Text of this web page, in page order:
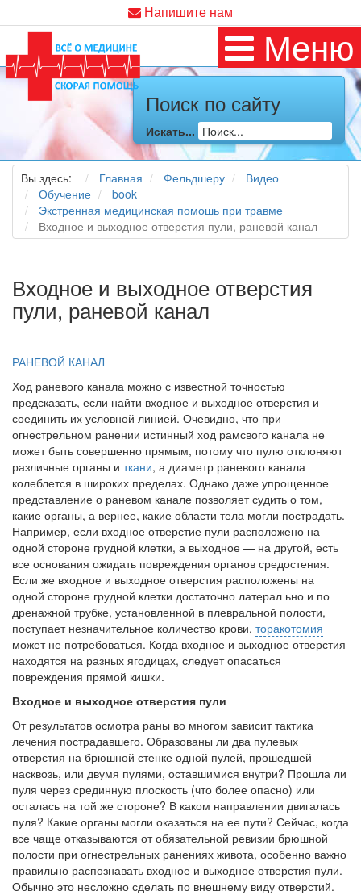
Напишите нам
Меню
Поиск по сайту
Искать...
Вы здесь: Главная Фельдшеру
Видео
Обучение
book
Экстренная медицинская помошь при травме
Входное и выходное отверстия пули, раневой канал
Входное и выходное отверстия
пули, раневой канал
РАНЕВОЙ КАНАЛ
Ход раневого канала можно с известной точностью
предсказать, если найти входное и выходное отверстия и
соединить их условной линией. Очевидно, что при
огнестрельном ранении истинный ход рамсвого ка­нала не
может быть совершенно прямым, потому что пулю отклоняют
различные органы и ткани, а диаметр раневого канала
колеблется в широких пределах. Однако даже упрощенное
представление о раневом канале позволяет судить о том,
какие органы, а вернее, какие области тела могли пострадать.
Например, если входное отверстие пули распо­ложено на
одной стороне грудной клетки, а выходное — на другой, есть
все основания ожидать повреждения органов средостения.
Если же входное и выходное отверстия расположены на
одной стороне грудной клетки достаточно латерал ьно и по
дренажной трубке, установленной в плевральной полости,
поступает незначительное количество крови, торакотомия
может не потребоваться. Когда входное и выходное от­верстия
находятся на разных ягодицах, следует опасаться
повреждения прямой кишки.
Входное и выходное отверстия пули
От результатов осмотра раны во многом зависит тактика
лечения по­страдавшего. Образованы ли два пулевых
отверстия на брюшной стен­ке одной пулей, прошедшей
насквозь, или двумя пулями, оставшими­ся внутри? Прошла ли
пуля через срединную плоскость (что более опасно) или
осталась на той же стороне? В каком направлении двига­лась
пуля? Какие органы могли оказаться на ее пути? Сейчас, когда
все чаще отказываются от обязательной ревизии брюшной
полости при огнестрельных ранениях живота, особенно важно
правильно распо­знавать входное и выходное отверстия пули.
Обычно это несложно сде­лать по внешнему виду отверстий.